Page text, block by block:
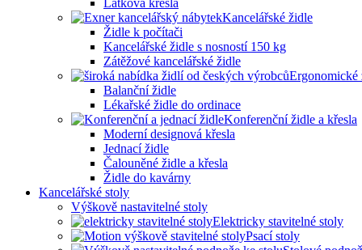
Látková křesla
Kancelářské židle
Židle k počítači
Kancelářské židle s nosností 150 kg
Zátěžové kancelářské židle
Ergonomické
Balanční židle
Lékařské židle do ordinace
Konferenční židle a křesla
Moderní designová křesla
Jednací židle
Čalouněné židle a křesla
Židle do kavárny
Kancelářské stoly
Výškově nastavitelné stoly
Elektricky stavitelné stoly
Psací stoly